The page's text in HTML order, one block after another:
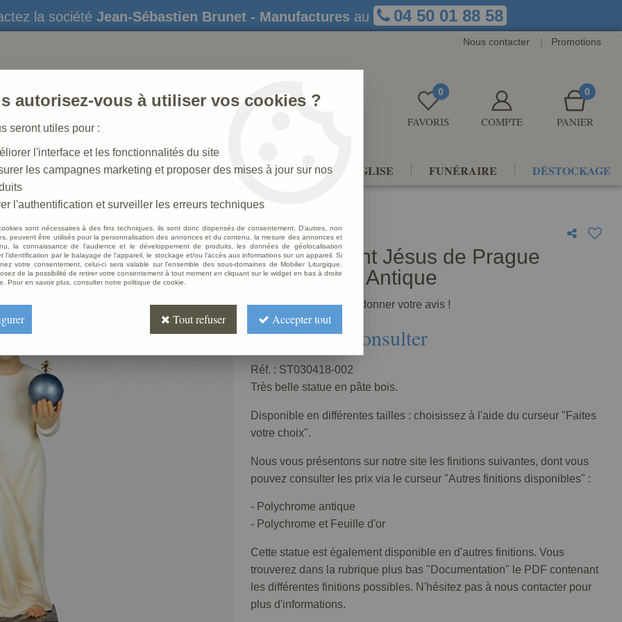
la société Jean-Sébastien Brunet - Manufactures au 04 50 01 88 58
Nous contacter | Promotions
0
FAVORIS COMPTE
0
PANIER
STATUES CRÈCHES DE NOËL AMÉNAGEMENTS D'ÉGLISE FUNÉRAIRE DÉSTOCKAGE
Statue Enfant Jésus de Prague Polychrome Antique
Statue Enfant Jésus de Prague
Polychrome Antique
Soyez le premier à donner votre avis !
Prix : Nous consulter
Réf. : ST030418-002
Très belle statue en pâte bois.
Disponible en différentes tailles : choisissez à l'aide du curseur "Faites
votre choix".
Nous vous présentons sur notre site les finitions suivantes, dont vous
pouvez consulter les prix via le curseur "Autres finitions disponibles" :
- Polychrome antique
- Polychrome et Feuille d'or
Cette statue est également disponible en d'autres finitions. Vous
trouverez dans la rubrique plus bas "Documentation" le PDF contenant
les différentes finitions possibles. N'hésitez pas à nous contacter pour
plus d'informations.
autorisez-vous à utiliser vos cookies ?
seront utiles pour :
l'interface et les fonctionnalités du site
les campagnes marketing et proposer des mises à jour sur nos
l'authentification et surveiller les erreurs techniques
sont nécessaires à des fins techniques, ils sont donc dispensés de consentement. D'autres, non
peuvent être utilisés pour la personnalisation des annonces et du contenu, la mesure des annonces et
la connaissance de l'audience et le développement de produits, les données de géolocalisation
l'identification par le balayage de l'appareil, le stockage et/ou l'accès aux informations sur un appareil. Si
votre consentement, celui-ci sera valable sur l’ensemble des sous-domaines de Mobilier Liturgique.
de la possibilité de retirer votre consentement à tout moment en cliquant sur le widget en bas à droite
Pour en savoir plus, consulter notre politique de cookie.
Tout refuser Accepter tout